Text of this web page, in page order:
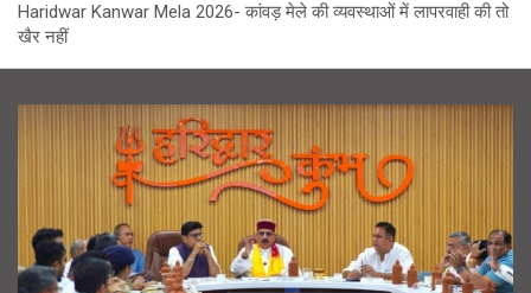
Haridwar Kanwar Mela 2026- कांवड़ मेले की व्यवस्थाओं में लापरवाही की तो
खैर नहीं